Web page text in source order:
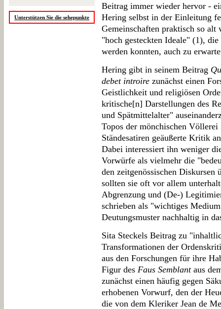
Unterstützen Sie die sehepunkte
Beitrag immer wieder hervor -
Hering selbst in der Einleitung
Gemeinschaften praktisch so alt
"hoch gesteckten Ideale" (1),
werden konnten, auch zu
Hering gibt in seinem Beitrag
debet introire zunächst einen
Geistlichkeit und religiösen
kritische[n] Darstellungen des
und Spätmittelalter"
Topos der mönchischen
Ständesatiren geäußerte Kritik
Dabei interessiert ihn weniger
Vorwürfe als vielmehr die
den zeitgenössischen
sollten sie oft vor allem
Abgrenzung und (De-)
schrieben als "wichtiges
Deutungsmuster nachhaltig in
Sita Steckels Beitrag zu
Transformationen der
aus den Forschungen für ihre
Figur des Faus Semblantaus
zunächst einen häufig gegen
erhobenen Vorwurf, den der
die von dem Kleriker Jean de